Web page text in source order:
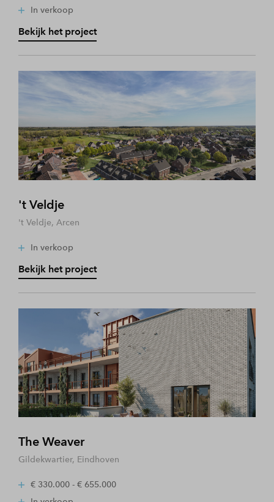
In verkoop
Bekijk het project
't Veldje
't Veldje, Arcen
In verkoop
Bekijk het project
The Weaver
Gildekwartier, Eindhoven
€ 330.000 - € 655.000